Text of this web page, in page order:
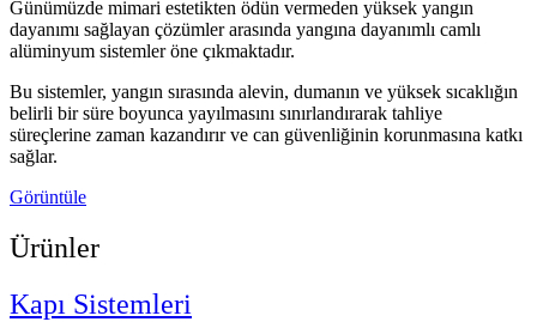
Günümüzde mimari estetikten ödün vermeden yüksek yangın
dayanımı sağlayan çözümler arasında yangına dayanımlı camlı
alüminyum sistemler öne çıkmaktadır.
Bu sistemler, yangın sırasında alevin, dumanın ve yüksek sıcaklığın
belirli bir süre boyunca yayılmasını sınırlandırarak tahliye
süreçlerine zaman kazandırır ve can güvenliğinin korunmasına katkı
sağlar.
Görüntüle
Ürünler
Kapı Sistemleri